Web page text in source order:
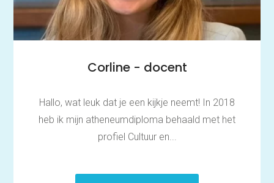
Corline - docent
Hallo, wat leuk dat je een kijkje neemt! In 2018
heb ik mijn atheneumdiploma behaald met het
profiel Cultuur en...